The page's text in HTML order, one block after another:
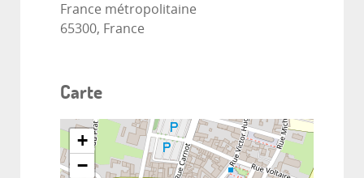
France métropolitaine
65300, France
Carte
+
−